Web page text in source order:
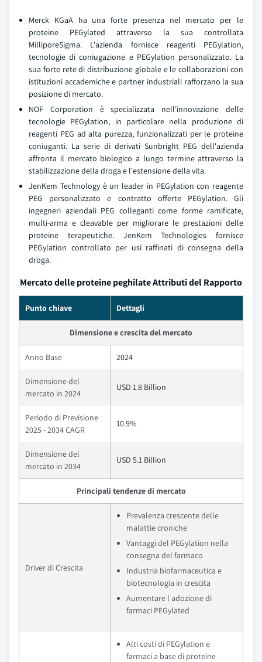
Merck KGaA ha una forte presenza nel mercato per le
proteine PEGylated attraverso la sua controllata
MilliporeSigma. L'azienda fornisce reagenti PEGylation,
tecnologie di coniugazione e PEGylation personalizzato. La
sua forte rete di distribuzione globale e le collaborazioni con
istituzioni accademiche e partner industriali rafforzano la sua
posizione di mercato.
NOF Corporation è specializzata nell'innovazione delle
tecnologie PEGylation, in particolare nella produzione di
reagenti PEG ad alta purezza, funzionalizzati per le proteine
coniuganti. La serie di derivati Sunbright PEG dell'azienda
affronta il mercato biologico a lungo termine attraverso la
stabilizzazione della droga e l'estensione della vita.
JenKem Technology è un leader in PEGylation con reagente
PEG personalizzato e contratto offerte PEGylation. Gli
ingegneri aziendali PEG colleganti come forme ramificate,
multi-arma e cleavable per migliorare le prestazioni delle
proteine terapeutiche. JenKem Technologies fornisce
PEGylation controllato per usi raffinati di consegna della
droga.
Mercato delle proteine ​​peghilate Attributi del Rapporto
Punto chiave Dettagli
Dimensione e crescita del mercato
Anno Base 2024
Dimensione del
mercato in 2024
USD 1.8 Billion
Periodo di Previsione
2025 - 2034 CAGR
10.9%
Dimensione del
mercato in 2034
USD 5.1 Billion
Principali tendenze di mercato
Driver di Crescita
Prevalenza crescente delle
malattie croniche
Vantaggi del PEGylation nella
consegna del farmaco
Industria biofarmaceutica e
biotecnologia in crescita
Aumentare l adozione di
farmaci PEGylated
Alti costi di PEGylation e
farmaci a base di proteine